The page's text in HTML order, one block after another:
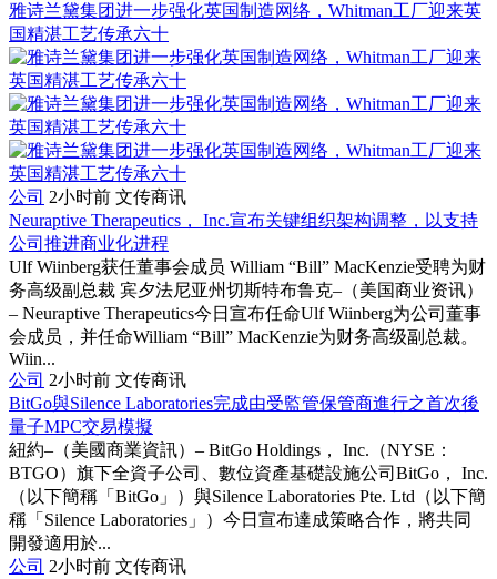
雅诗兰黛集团进一步强化英国制造网络，Whitman工厂迎来英
国精湛工艺传承六十
公司 2小时前 文传商讯
Neuraptive Therapeutics， Inc.宣布关键组织架构调整，以支持
公司推进商业化进程
Ulf Wiinberg获任董事会成员 William “Bill” MacKenzie受聘为财
务高级副总裁 宾夕法尼亚州切斯特布鲁克–（美国商业资讯）
– Neuraptive Therapeutics今日宣布任命Ulf Wiinberg为公司董事
会成员，并任命William “Bill” MacKenzie为财务高级副总裁。
Wiin...
公司 2小时前 文传商讯
BitGo與Silence Laboratories完成由受監管保管商進行之首次後
量子MPC交易模擬
紐約–（美國商業資訊）– BitGo Holdings， Inc.（NYSE：
BTGO）旗下全資子公司、數位資產基礎設施公司BitGo， Inc.
（以下簡稱「BitGo」）與Silence Laboratories Pte. Ltd（以下簡
稱「Silence Laboratories」）今日宣布達成策略合作，將共同
開發適用於...
公司 2小时前 文传商讯